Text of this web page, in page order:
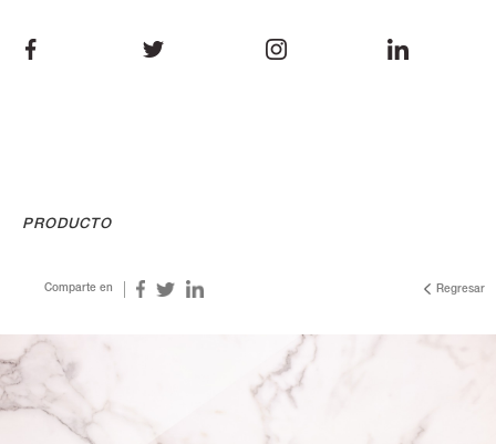
PRODUCTO
Comparte en Regresar